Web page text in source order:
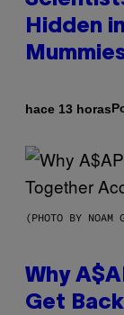
Hidden
hace 13 horas
(PHOTO BY
Why
Get